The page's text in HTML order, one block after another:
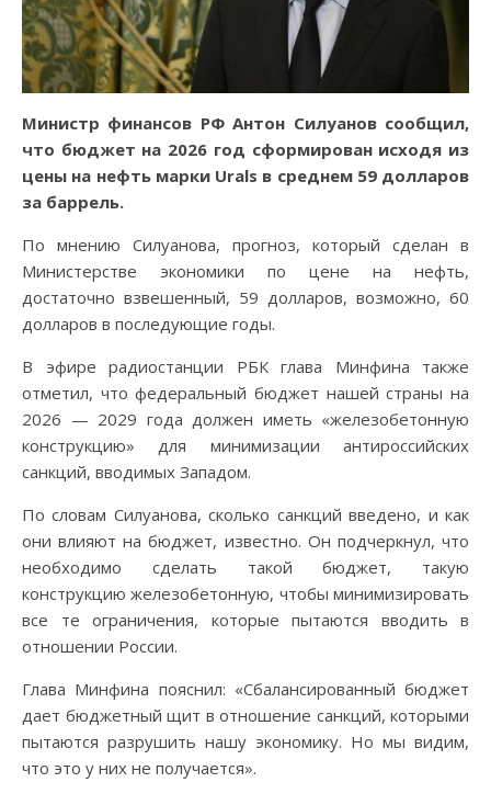
Министр финансов РФ Антон Силуанов сообщил,
что бюджет на 2026 год сформирован исходя из
цены на нефть марки Urals в среднем 59 долларов
за баррель.
По мнению Силуанова, прогноз, который сделан в
Министерстве экономики по цене на нефть,
достаточно взвешенный, 59 долларов, возможно, 60
долларов в последующие годы.
В эфире радиостанции РБК глава Минфина также
отметил, что федеральный бюджет нашей страны на
2026 — 2029 года должен иметь «железобетонную
конструкцию» для минимизации антироссийских
санкций, вводимых Западом.
По словам Силуанова, сколько санкций введено, и как
они влияют на бюджет, известно. Он подчеркнул, что
необходимо сделать такой бюджет, такую
конструкцию железобетонную, чтобы минимизировать
все те ограничения, которые пытаются вводить в
отношении России.
Глава Минфина пояснил: «Сбалансированный бюджет
дает бюджетный щит в отношение санкций, которыми
пытаются разрушить нашу экономику. Но мы видим,
что это у них не получается».